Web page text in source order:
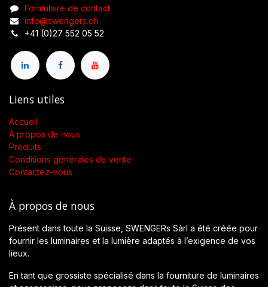
Formulaire de contact
info@swengers.ch
+41 (0)27 552 05 52
Liens utiles
Accueil
À propos de nous
Produits
Conditions générales de vente
Contactez-nous
À propos de nous
Présent dans toute la Suisse, SWENGERs Sàrl a été créée pour
fournir les luminaires et la lumière adaptés à l’exigence de vos
lieux.
En tant que grossiste spécialisé dans la fourniture de luminaires